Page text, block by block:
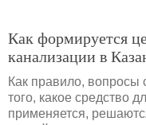
Как формируется
канализации в
Как правило, вопросы
того, какое средство
применяется,